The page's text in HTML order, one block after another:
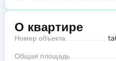
О квартире
Номер объекта
Общая площадь